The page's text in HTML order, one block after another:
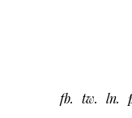
fb tw ln